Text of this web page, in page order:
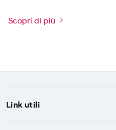
Scopri di più
Link utili